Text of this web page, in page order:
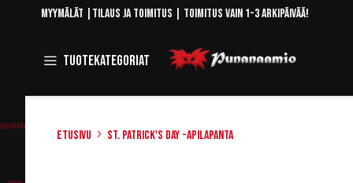
Skip
Myymälät Tilaus ja toimitus | Toimitus vain 1-3 arkipäivää!
Tuotekategoriat Toggle
Navigation
Etusivu St. Patrick's Day -apilapanta